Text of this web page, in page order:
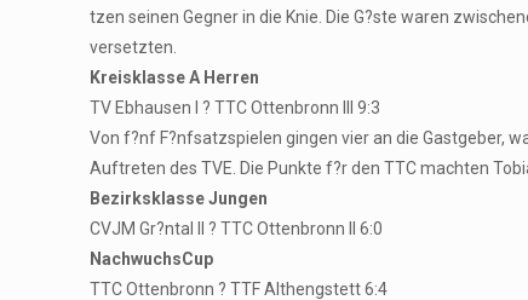
tzen seinen Gegner in die Knie. Die G?ste waren
versetzten.
Kreisklasse A Herren
TV Ebhausen I ? TTC Ottenbronn III 9:3
Von f?nf F?nfsatzspielen gingen vier an die Gastgeber,
Auftreten des TVE. Die Punkte f?r den TTC machten
Bezirksklasse Jungen
CVJM Gr?ntal II ? TTC Ottenbronn II 6:0
NachwuchsCup
TTC Ottenbronn ? TTF Althengstett 6:4